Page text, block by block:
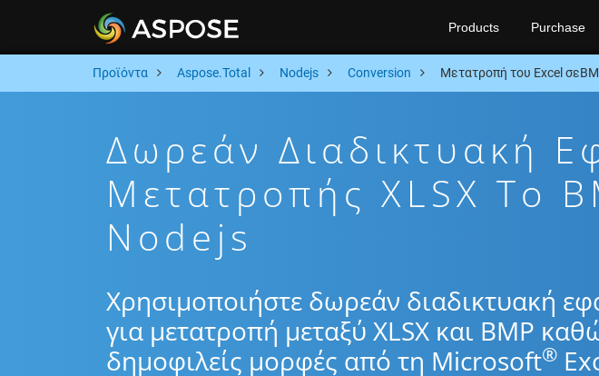
Products Purchase
Προϊόντα Aspose.Total Nodejs Conversion Μετατροπή του Excel
Δωρεάν Διαδικτυακή
Μετατροπής XLSX To
Nodejs
Χρησιμοποιήστε δωρεάν διαδικτυακή
για μετατροπή μεταξύ XLSX και BMP
δημοφιλείς μορφές από τη Microsoft®